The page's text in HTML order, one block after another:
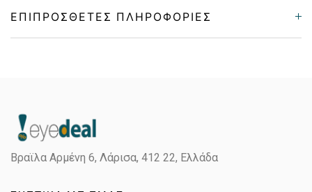
ΕΠΙΠΡΌΣΘΕΤΕΣ ΠΛΗΡΟΦΟΡΊΕΣ
Color
Lens Color VIOLET
Βραϊλα Αρμένη 6, Λάρισα, 412 22, Ελλάδα